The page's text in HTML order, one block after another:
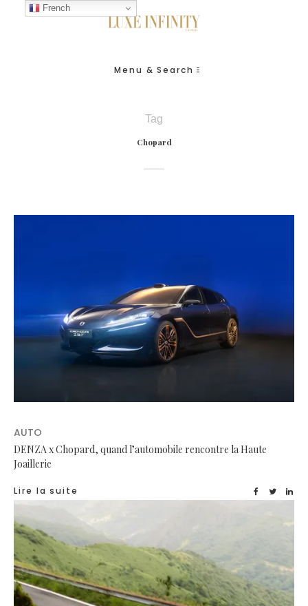
Menu & Search
Tag
Chopard
AUTO
DENZA x Chopard, quand l’automobile rencontre la Haute
Joaillerie
Lire la suite
French